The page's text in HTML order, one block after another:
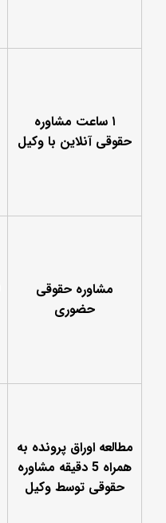
۱ ساعت مشاوره
حقوقی آنلاین با وکیل
مشاوره حقوقی
حضوری
مطالعه اوراق پرونده به
همراه 5 دقیقه مشاوره
حقوقی توسط وکیل